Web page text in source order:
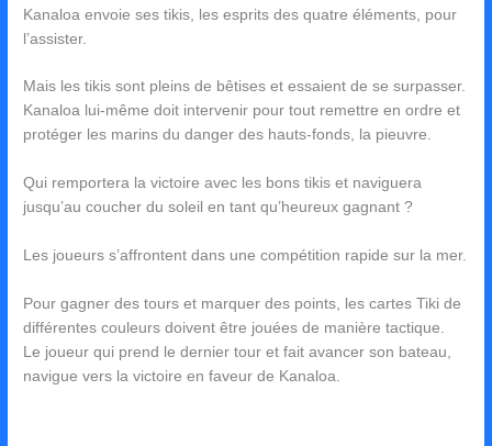
Kanaloa envoie ses tikis, les esprits des quatre éléments, pour
l’assister.
Mais les tikis sont pleins de bêtises et essaient de se surpasser.
Kanaloa lui-même doit intervenir pour tout remettre en ordre et
protéger les marins du danger des hauts-fonds, la pieuvre.
Qui remportera la victoire avec les bons tikis et naviguera
jusqu’au coucher du soleil en tant qu’heureux gagnant ?
Les joueurs s’affrontent dans une compétition rapide sur la mer.
Pour gagner des tours et marquer des points, les cartes Tiki de
différentes couleurs doivent être jouées de manière tactique.
Le joueur qui prend le dernier tour et fait avancer son bateau,
navigue vers la victoire en faveur de Kanaloa.